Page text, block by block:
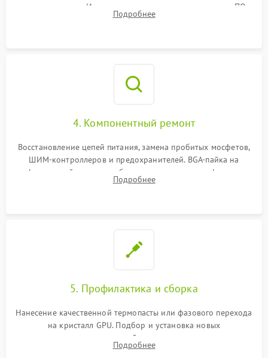
инициализации. Использование специализированного ПО
MATS
Подробнее
4. Компонентный ремонт
Восстановление цепей питания, замена пробитых мосфетов,
ШИМ-контроллеров и предохранителей. BGA-пайка на
инфракрасной станции реболлинг или замена графического
чипа и дефектной памяти GDDR. Прошивка BIOS
Подробнее
5. Профилактика и сборка
Нанесение качественной термопасты или фазового перехода
на кристалл GPU. Подбор и установка новых
термопрокладок правильной толщины на память и цепи
питания. Монтаж радиатора и бэкплейта, подключение и
Подробнее